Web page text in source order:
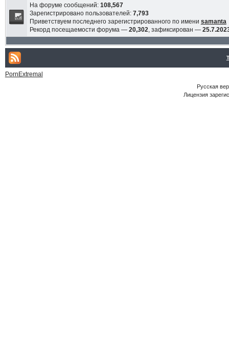
На форуме сообщений: 108,567
Зарегистрировано пользователей: 7,793
Приветствуем последнего зарегистрированного по имени samanta
Рекорд посещаемости форума — 20,302, зафиксирован —
PornExtremal
Русская
Лицензия